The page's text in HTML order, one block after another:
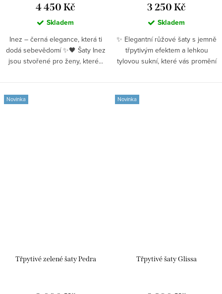
4 450 Kč
Skladem
Inez – černá elegance, která ti
dodá sebevědomí ✨🖤 Šaty Inez
jsou stvořené pro ženy, které...
3 250 Kč
Skladem
✨ Elegantní růžové šaty s jemně
třpytivým efektem a lehkou
tylovou sukní, které vás promění
Novinka
Třpytivé zelené šaty Pedra
Novinka
Třpytivé šaty Glissa